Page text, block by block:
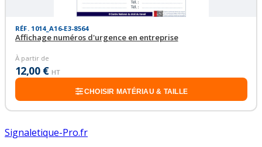
RÉF. 1014_A16-E3-8564
Affichage numéros d'urgence en entreprise
À partir de
12,00 € HT
CHOISIR MATÉRIAU & TAILLE
Signaletique-Pro.fr